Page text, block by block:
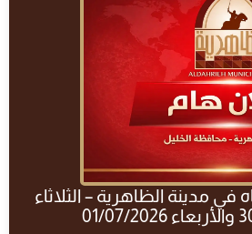
في مدينة الظاهرية – الثلاثاء